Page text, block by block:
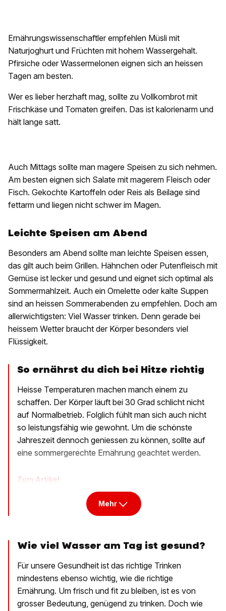
Ernährungswissenschaftler empfehlen Müsli mit
Naturjoghurt und Früchten mit hohem Wassergehalt.
Pfirsiche oder Wassermelonen eignen sich an heissen
Tagen am besten.
Wer es lieber herzhaft mag, sollte zu Vollkornbrot mit
Frischkäse und Tomaten greifen. Das ist kalorienarm und
hält lange satt.
Auch Mittags sollte man magere Speisen zu sich nehmen.
Am besten eignen sich Salate mit magerem Fleisch oder
Fisch. Gekochte Kartoffeln oder Reis als Beilage sind
fettarm und liegen nicht schwer im Magen.
Leichte Speisen am Abend
Besonders am Abend sollte man leichte Speisen essen,
das gilt auch beim Grillen. Hähnchen oder Putenfleisch mit
Gemüse ist lecker und gesund und eignet sich optimal als
Sommermahlzeit. Auch ein Omelette oder kalte Suppen
sind an heissen Sommerabenden zu empfehlen. Doch am
allerwichtigsten: Viel Wasser trinken. Denn gerade bei
heissem Wetter braucht der Körper besonders viel
Flüssigkeit.
So ernährst du dich bei Hitze richtig
Heisse Temperaturen machen manch einem zu
schaffen. Der Körper läuft bei 30 Grad schlicht nicht
auf Normalbetrieb. Folglich fühlt man sich auch nicht
so leistungsfähig wie gewohnt. Um die schönste
Jahreszeit dennoch geniessen zu können, sollte auf
eine sommergerechte Ernährung geachtet werden.
Zum Artikel
Mehr
Wie viel Wasser am Tag ist gesund?
Für unsere Gesundheit ist das richtige Trinken
mindestens ebenso wichtig, wie die richtige
Ernährung. Um frisch und fit zu bleiben, ist es von
grosser Bedeutung, genügend zu trinken. Doch wie